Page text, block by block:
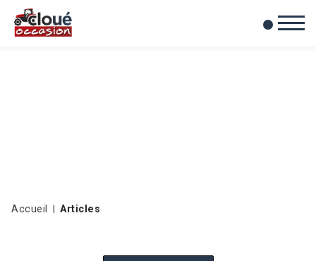
Mes favoris
0
Accueil Articles